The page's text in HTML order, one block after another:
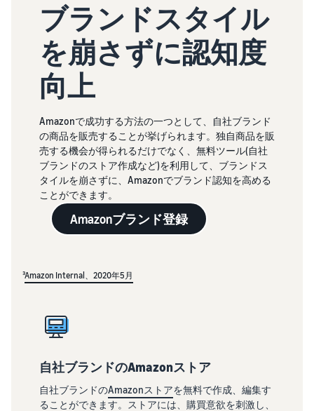
ブランドスタイル
を崩さずに認知度
向上
Amazonで成功する方法の一つとして、自社ブランド
の商品を販売することが挙げられます。独自商品を販
売する機会が得られるだけでなく、無料ツール(自社
ブランドのストア作成など)を利用して、ブランドス
タイルを崩さずに、Amazonでブランド認知を高める
ことができます。
Amazonブランド登録
³Amazon Internal、2020年5月
自社ブランドのAmazonストア
自社ブランドのAmazonストアを無料で作成、編集す
ることができます。ストアには、購買意欲を刺激し、